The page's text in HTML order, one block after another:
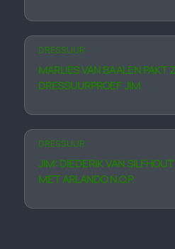
DRESSUUR
MARLIES VAN BAALEN PAKT
DRESSUURPROEF JIM
DRESSUUR
JIM: DIEDERIK VAN
MET ARLANDO N.O.P.